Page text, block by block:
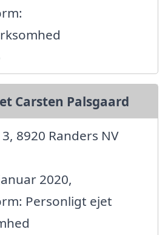
Carsten Palsgaard
8920 Randers NV
2020,
Personligt ejet